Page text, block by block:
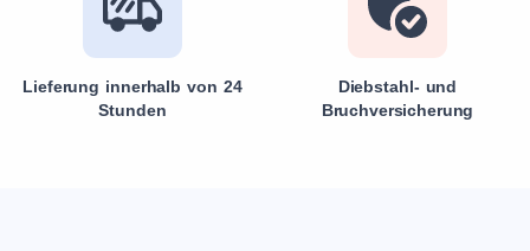
Lieferung innerhalb von 24
Stunden
Diebstahl- und
Bruchversicherung